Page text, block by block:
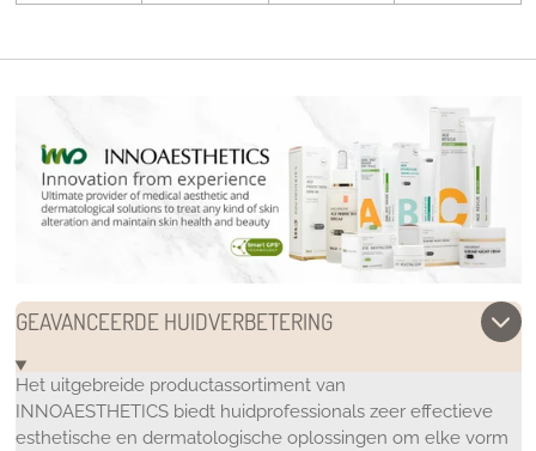
GEAVANCEERDE HUIDVERBETERING
Het uitgebreide productassortiment van
INNOAESTHETICS biedt huidprofessionals zeer effectieve
esthetische en dermatologische oplossingen om elke vorm